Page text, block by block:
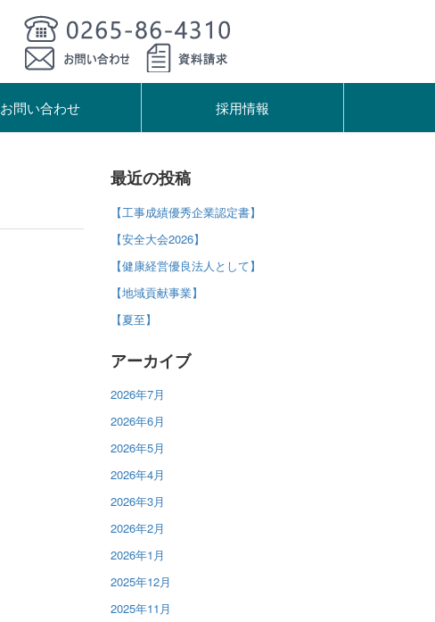
お問い合わせ 採用情報
最近の投稿
【工事成績優秀企業認定書】
【安全大会2026】
【健康経営優良法人として】
【地域貢献事業】
【夏至】
アーカイブ
2026年7月
2026年6月
2026年5月
2026年4月
2026年3月
2026年2月
2026年1月
2025年12月
2025年11月